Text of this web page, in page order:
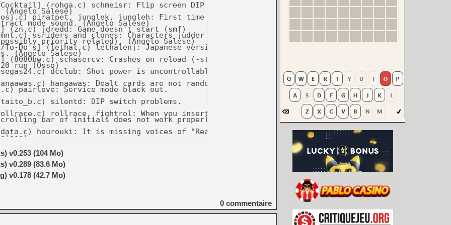
(rohga.c) schmeisr: Flip screen DIP
(Angelo Salese)
piratpet, junglek, jungleh: First time you
mode sound. (Angelo Salese)
(zn.c) jdredd: Game doesn't start (smf)
ssriders and clones: Characters judder when
priority related). (Angelo Salese)
To-Do's] (lethal.c) lethalenj: Japanese version-
(Angelo Salese)
(8080bw.c) schasercv: Crashes on reload (-str 8)
run (Osso)
dcclub: Shot power is uncontrollable.
hanaawas: Dealt cards are not random.
pairlove: Service mode black out.
silentd: DIP switch problems.
rollrace, fightrol: When you insert
bar of initials does not work properly.
hourouki: It is missing voices of "Reach",
loudly. (Angelo Salese)
jackal: Coin counters don't work
(naomi.c) salmankt: Name is incorrect
shangkid, hiryuken: Buttons 1 and 2
kikikai: The coinage dip switch
(Angelo Salese)
combatsc: In 0.119, there are two rows
the top of the screen in the 2nd firing range
v0.253 (104 Mo)
v0.289 (83.6 Mo)
v0.178 (42.7 Mo)
0 commentaire